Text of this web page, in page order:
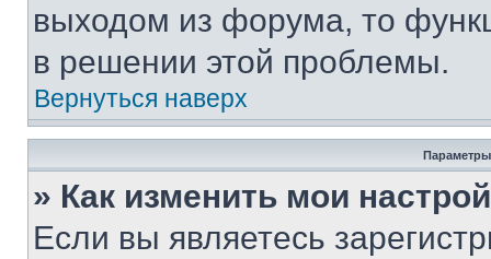
выходом из форума, то
в решении этой проблемы.
Вернуться наверх
Параметры
» Как изменить мои
Если вы являетесь